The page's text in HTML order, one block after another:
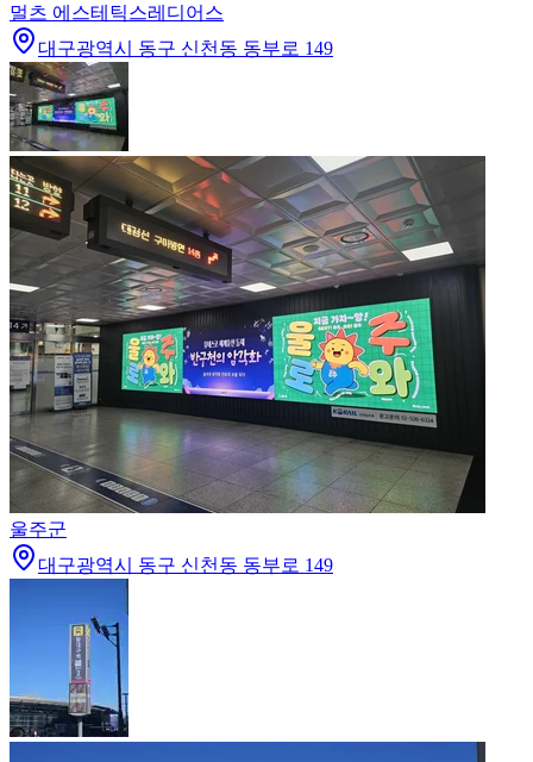
멀츠 에스테틱스레디어스
대구광역시 동구 신천동 동부로 149
울주군
대구광역시 동구 신천동 동부로 149